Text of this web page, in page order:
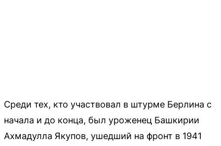
Среди тех, кто участвовал в штурме Берлина с
начала и до конца, был уроженец Башкирии
Ахмадулла Якупов, ушедший на фронт в 1941